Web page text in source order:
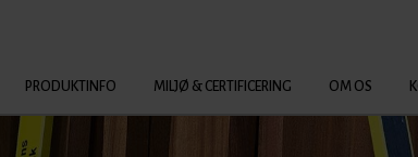
PRODUKTINFO MILJØ & CERTIFICERING OM OS